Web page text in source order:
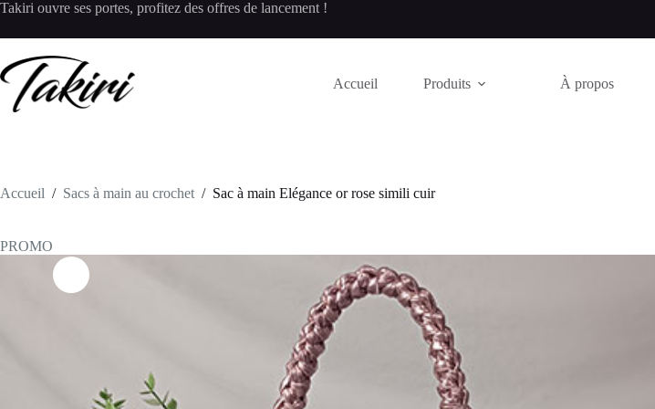
Passer
contenu
Takiri ouvre ses portes, profitez des offres de lancement !
Accueil Produits À propos
Accueil / Sacs à main au crochet / Sac à main Elégance or rose simili cuir
PROMO